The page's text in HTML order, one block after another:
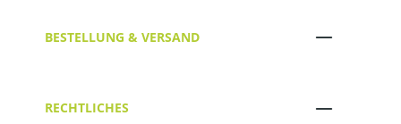
BESTELLUNG & VERSAND
RECHTLICHES